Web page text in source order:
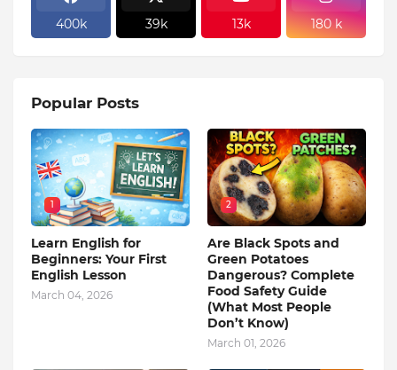
400k 39k 13k 180 k
Popular Posts
1
Learn English for
Beginners: Your First
English Lesson
March 04, 2026
2
Are Black Spots and
Green Potatoes
Dangerous? Complete
Food Safety Guide
(What Most People
Don’t Know)
March 01, 2026